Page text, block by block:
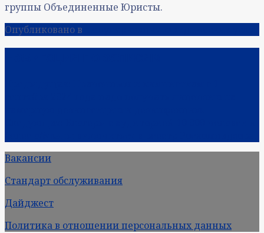
группы Объединенные Юристы.
Опубликовано в
Вакансии
Стандарт обслуживания
Дайджест
Политика в отношении персональных данных